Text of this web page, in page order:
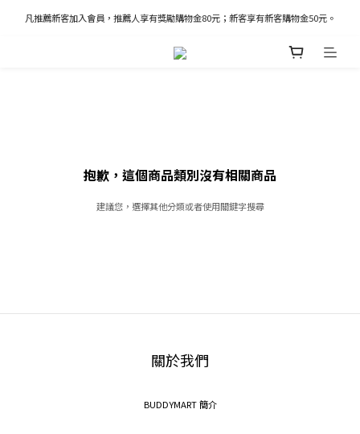
凡推薦新客加入會員，推薦人享有獎勵購物金80元；新客享有新客購物金50元。
凡推薦新客加入會員，推薦人享有獎勵購物金80元；新客享有新客購物金50元。
新加入會員立即獲得100購物金
抱歉，這個商品類別沒有相關商品
建議您，選擇其他分類或者使用關鍵字搜尋
關於我們
BUDDYMART 簡介